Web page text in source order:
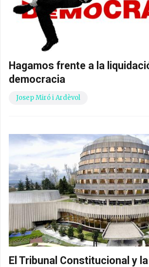
Hagamos frente a la
democracia
Josep Miró i Ardèvol
El Tribunal Constitucional y